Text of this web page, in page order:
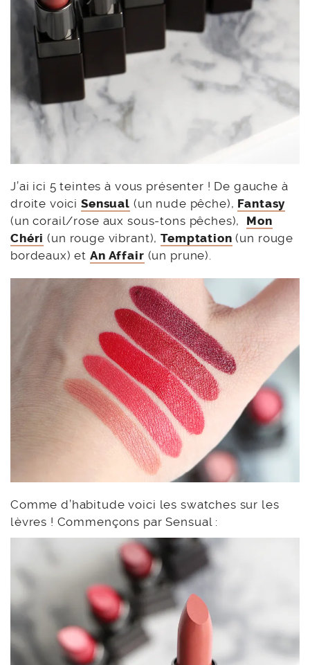
J’ai ici 5 teintes à vous présenter ! De gauche à
droite voiciSensual (un nude pêche), Fantasy
(un corail/rose aux sous-tons pêches), Mon
Chéri (un rouge vibrant), Temptation (un rouge
bordeaux) etAn Affair (un prune).
Comme d’habitude voici les swatches sur les
lèvres ! Commençons par Sensual :